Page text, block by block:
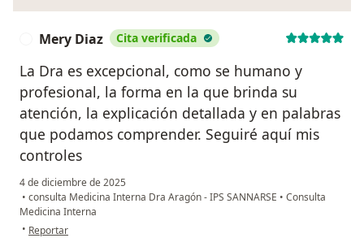
Mery Diaz Cita verificada
La Dra es excepcional, como se humano y
profesional, la forma en la que brinda su
atención, la explicación detallada y en palabras
que podamos comprender. Seguiré aquí mis
controles
4 de diciembre de 2025
• consulta Medicina Interna Dra Aragón - IPS SANNARSE • Consulta
Medicina Interna
• en opinión del usuario Mery Diaz
Reportar